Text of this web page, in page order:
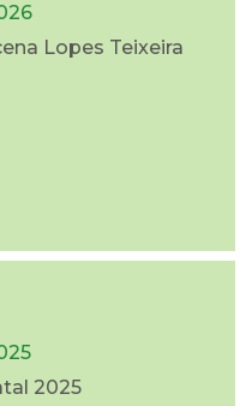
Lopes Teixeira
2025